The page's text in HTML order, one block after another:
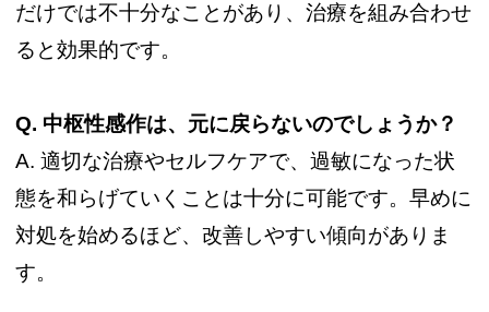
だけでは不十分なことがあり、治療を組み合わせ
ると効果的です。
Q. 中枢性感作は、元に戻らないのでしょうか？
A. 適切な治療やセルフケアで、過敏になった状
態を和らげていくことは十分に可能です。早めに
対処を始めるほど、改善しやすい傾向がありま
す。